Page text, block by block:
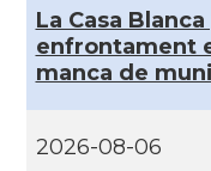
La Casa
enfrontament
manca de
2026-08-06